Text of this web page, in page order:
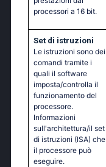
processori a 16 bit.
Set di istruzioni
Le istruzioni sono dei
comandi tramite i
quali il software
imposta/controlla il
funzionamento del
processore.
Informazioni
sull'architettura/il set
di istruzioni (ISA) che
il processore può
eseguire.